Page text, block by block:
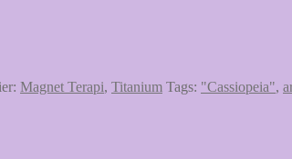
Magnet Terapi, Titanium Tags: "Cassiopeia",